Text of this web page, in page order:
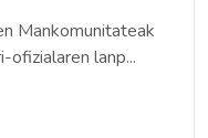
Mankomunitateak
ofizialaren lanp...